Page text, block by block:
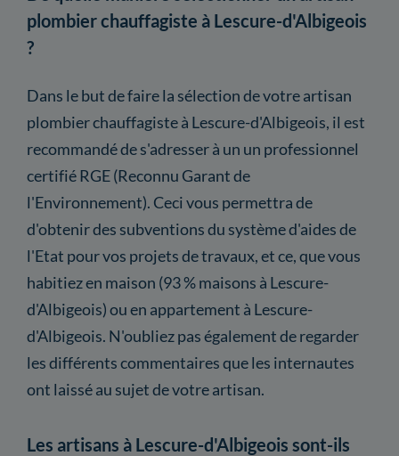
plombier chauffagiste à Lescure-d'Albigeois
?
Dans le but de faire la sélection de votre artisan
plombier chauffagiste à Lescure-d'Albigeois, il est
recommandé de s'adresser à un un professionnel
certifié RGE (Reconnu Garant de
l'Environnement). Ceci vous permettra de
d'obtenir des subventions du système d'aides de
l'Etat pour vos projets de travaux, et ce, que vous
habitiez en maison (93 % maisons à Lescure-
d'Albigeois) ou en appartement à Lescure-
d'Albigeois. N'oubliez pas également de regarder
les différents commentaires que les internautes
ont laissé au sujet de votre artisan.
Les artisans à Lescure-d'Albigeois sont-ils